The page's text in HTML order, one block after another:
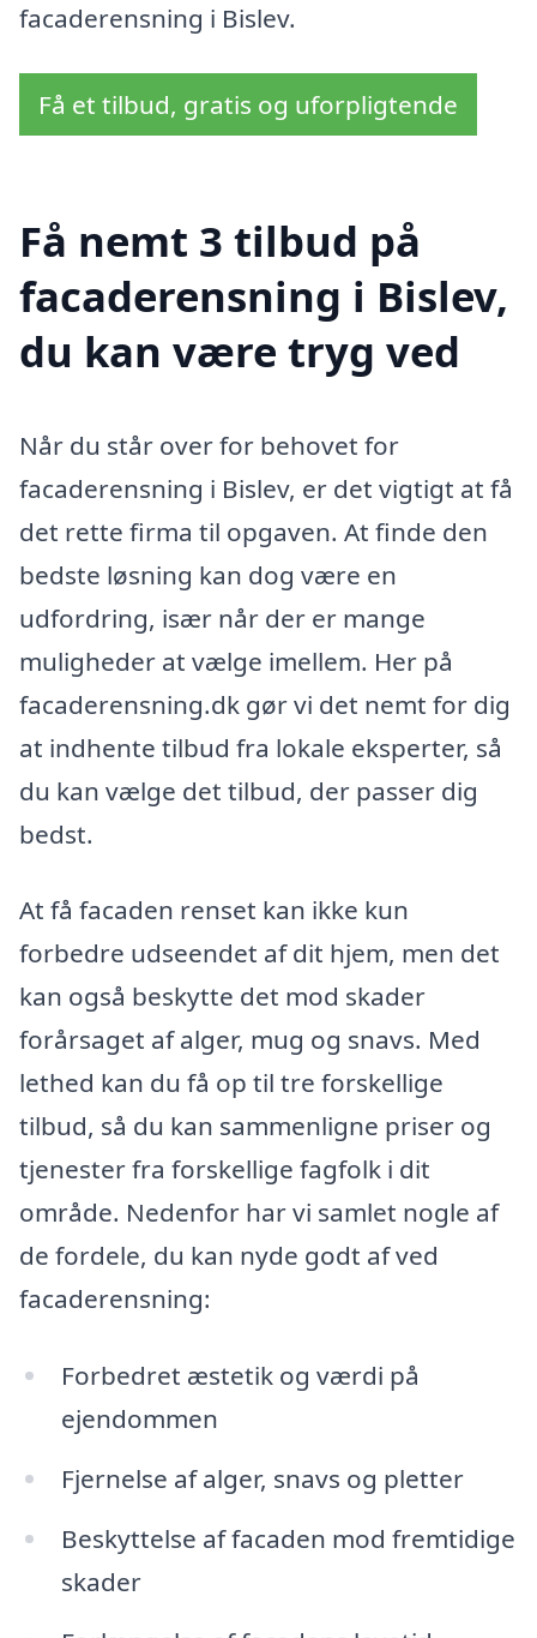
facaderensning i Bislev.
Få et tilbud, gratis og uforpligtende
Få nemt 3 tilbud på
facaderensning i Bislev,
du kan være tryg ved
Når du står over for behovet for
facaderensning i Bislev, er det vigtigt at få
det rette firma til opgaven. At finde den
bedste løsning kan dog være en
udfordring, især når der er mange
muligheder at vælge imellem. Her på
facaderensning.dk gør vi det nemt for dig
at indhente tilbud fra lokale eksperter, så
du kan vælge det tilbud, der passer dig
bedst.
At få facaden renset kan ikke kun
forbedre udseendet af dit hjem, men det
kan også beskytte det mod skader
forårsaget af alger, mug og snavs. Med
lethed kan du få op til tre forskellige
tilbud, så du kan sammenligne priser og
tjenester fra forskellige fagfolk i dit
område. Nedenfor har vi samlet nogle af
de fordele, du kan nyde godt af ved
facaderensning:
Forbedret æstetik og værdi på
ejendommen
Fjernelse af alger, snavs og pletter
Beskyttelse af facaden mod fremtidige
skader